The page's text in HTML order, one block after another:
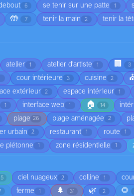
6 se tenir sur une patte 1
🤲 7 tenir la main 2 tenir la
atelier 1 atelier d'artiste 1 🏢 3
cour intérieure 3 cuisine 2
extérieur 2 espace intérieur 1
1 interface web 1 🏠 14
plage 26 plage aménagée 2
urbain 2 restaurant 1 route 1
piétonne 1 zone résidentielle 1
ciel nuageux 2 colline 1
ferme 1 🌲 31 🌿 2 🌻